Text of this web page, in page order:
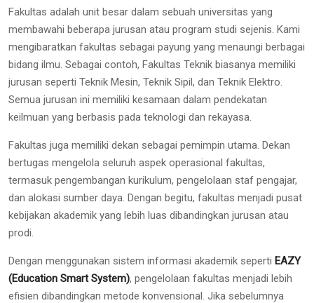
Fakultas adalah unit besar dalam sebuah universitas yang
membawahi beberapa jurusan atau program studi sejenis. Kami
mengibaratkan fakultas sebagai payung yang menaungi berbagai
bidang ilmu. Sebagai contoh, Fakultas Teknik biasanya memiliki
jurusan seperti Teknik Mesin, Teknik Sipil, dan Teknik Elektro.
Semua jurusan ini memiliki kesamaan dalam pendekatan
keilmuan yang berbasis pada teknologi dan rekayasa.
Fakultas juga memiliki dekan sebagai pemimpin utama. Dekan
bertugas mengelola seluruh aspek operasional fakultas,
termasuk pengembangan kurikulum, pengelolaan staf pengajar,
dan alokasi sumber daya. Dengan begitu, fakultas menjadi pusat
kebijakan akademik yang lebih luas dibandingkan jurusan atau
prodi.
Dengan menggunakan sistem informasi akademik seperti EAZY
(Education Smart System), pengelolaan fakultas menjadi lebih
efisien dibandingkan metode konvensional. Jika sebelumnya